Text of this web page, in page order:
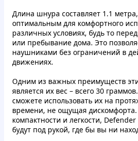
Длина шнура составляет 1.1
оптимальным для комфортного
различных условиях, будь то
или пребывание дома. Это
наушниками без ограничений в
движениях.
Одним из важных преимуществ
является их вес – всего 30
сможете использовать их на
времени, не ощущая дискомфорта.
компактности и легкости,
будут под рукой, где бы вы ни